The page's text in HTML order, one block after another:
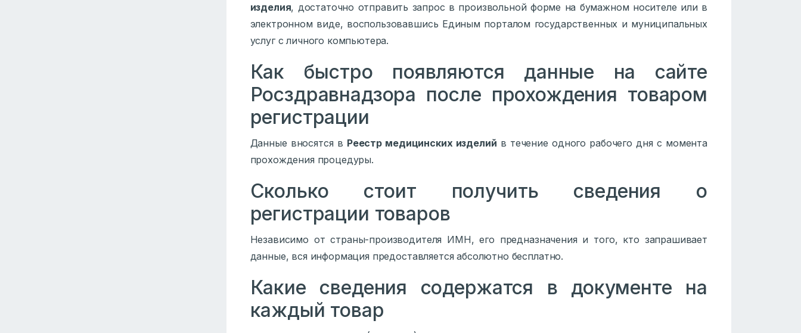
изделия, достаточно отправить запрос в произвольной форме на бумажном носителе или в
электронном виде, воспользовавшись Единым порталом государственных и муниципальных
услуг с личного компьютера.
Как быстро появляются данные на сайте
Росздравнадзора после прохождения товаром
регистрации
Данные вносятся в Реестр медицинских изделий в течение одного рабочего дня с момента
прохождения процедуры.
Сколько стоит получить сведения о
регистрации товаров
Независимо от страны-производителя ИМН, его предназначения и того, кто запрашивает
данные, вся информация предоставляется абсолютно бесплатно.
Какие сведения содержатся в документе на
каждый товар